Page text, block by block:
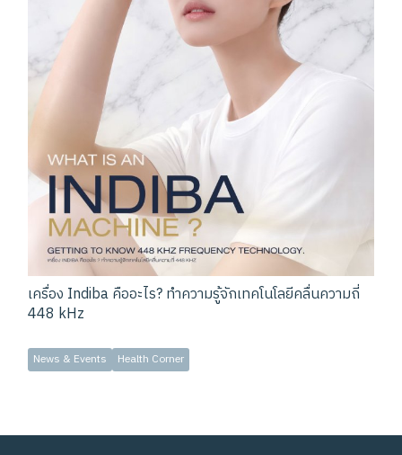
เครื่อง Indiba คืออะไร? ทำความรู้จักเทคโนโลยีคลื่นความถี่
448 kHz
News & Events Health Corner